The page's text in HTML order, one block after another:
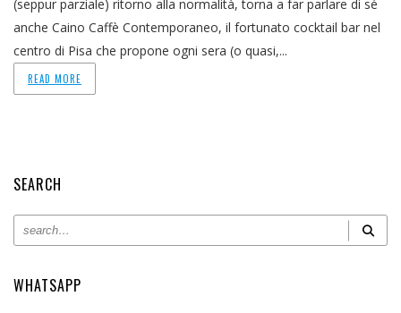
(seppur parziale) ritorno alla normalità, torna a far parlare di sé
anche Caino Caffè Contemporaneo, il fortunato cocktail bar nel
centro di Pisa che propone ogni sera (o quasi,...
READ MORE
SEARCH
WHATSAPP